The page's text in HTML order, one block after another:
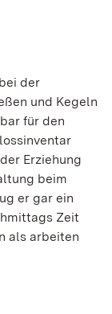
der
und Kegeln
für den
Erziehung
beim
er gar ein
Zeit
als arbeiten